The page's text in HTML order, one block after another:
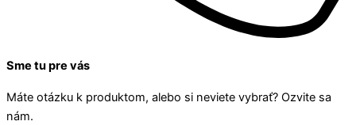
Sme tu pre vás
Máte otázku k produktom, alebo si neviete vybrať? Ozvite sa
nám.